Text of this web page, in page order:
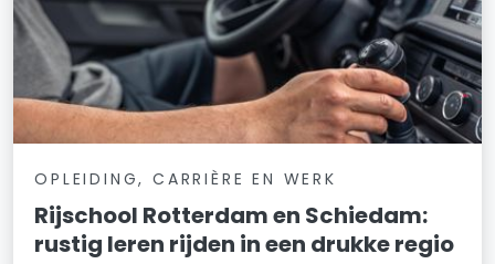
OPLEIDING, CARRIÈRE EN WERK
Rijschool Rotterdam en Schiedam:
rustig leren rijden in een drukke regio